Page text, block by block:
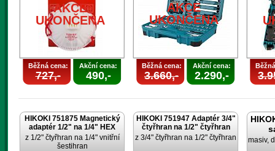
AKCE
UKONČENA
Běžná cena:
727,-
Akční cena:
490,-
AKCE
UKONČENA
Běžná cena:
3.660,-
Akční cena:
2.290,-
HIKOKI 751875 Magnetický
adaptér 1/2" na 1/4" HEX
z 1/2" čtyřhran na 1/4" vnitřní
šestihran
HIKOKI 751947 Adaptér 3/4"
čtyřhran na 1/2" čtyřhran
z 3/4" čtyřhran na 1/2" čtyřhran
masiv,